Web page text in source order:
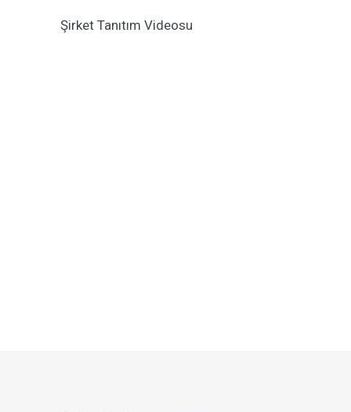
Şirket Tanıtım Videosu